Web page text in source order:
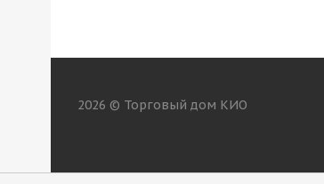
2026 © Торговый дом КИО